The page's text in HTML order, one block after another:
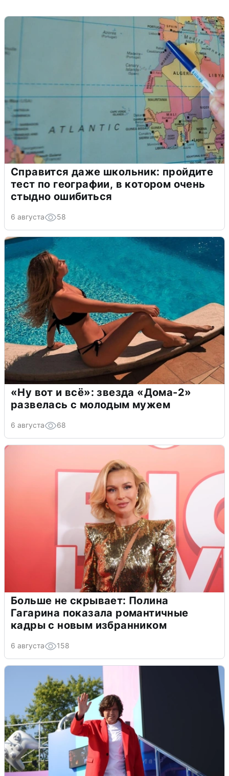
Справится даже школьник: пройдите
тест по географии, в котором очень
стыдно ошибиться
6 августа 58
«Ну вот и всё»: звезда «Дома-2»
развелась с молодым мужем
6 августа 68
Больше не скрывает: Полина
Гагарина показала романтичные
кадры с новым избранником
6 августа 158